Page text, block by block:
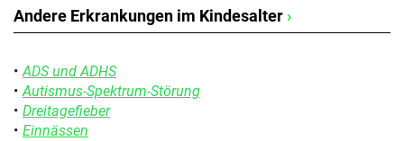
Andere Erkrankungen im Kindesalter ›
ADS und ADHS
Autismus-Spektrum-Störung
Dreitagefieber
Einnässen